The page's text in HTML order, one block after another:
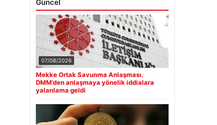
Güncel
07/08/2026
Mekke Ortak Savunma Anlaşması.
DMM’den anlaşmaya yönelik iddialara
yalanlama geldi